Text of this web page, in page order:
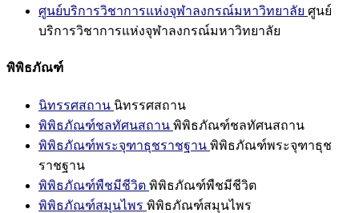
ศูนย์บริการวิชาการแห่งจุฬาลงกรณ์มหาวิทยาลัย ศูนย์
บริการวิชาการแห่งจุฬาลงกรณ์มหาวิทยาลัย
พิพิธภัณฑ์
นิทรรศสถาน นิทรรศสถาน
พิพิธภัณฑ์ชลทัศนสถาน พิพิธภัณฑ์ชลทัศนสถาน
พิพิธภัณฑ์พระจุฑาธุชราชฐาน พิพิธภัณฑ์พระจุฑาธุช
ราชฐาน
พิพิธภัณฑ์พืชมีชีวิต พิพิธภัณฑ์พืชมีชีวิต
พิพิธภัณฑ์สมุนไพร พิพิธภัณฑ์สมุนไพร